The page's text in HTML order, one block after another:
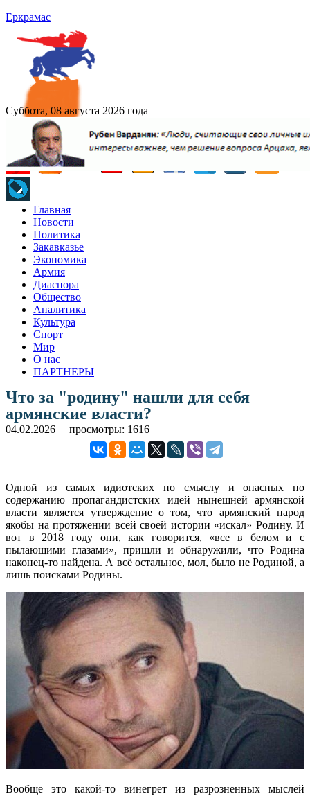
Еркрамас
Суббота, 08 августа 2026 года
Главная
Новости
Политика
Закавказье
Экономика
Армия
Диаспора
Общество
Аналитика
Культура
Спорт
Мир
О нас
ПАРТНЕРЫ
Что за "родину" нашли для себя
армянские власти?
04.02.2026 просмотры: 1616
Одной из самых идиотских по смыслу и опасных по
содержанию пропагандистских идей нынешней армянской
власти является утверждение о том, что армянский народ
якобы на протяжении всей своей истории «искал» Родину. И
вот в 2018 году они, как говорится, «все в белом и с
пылающими глазами», пришли и обнаружили, что Родина
наконец-то найдена. А всё остальное, мол, было не Родиной, а
лишь поисками Родины.
Вообще это какой-то винегрет из разрозненных мыслей